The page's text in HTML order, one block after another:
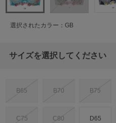
選択されたカラー：GB
サイズを選択してください
B65 B70 B75
C75 C80 D65